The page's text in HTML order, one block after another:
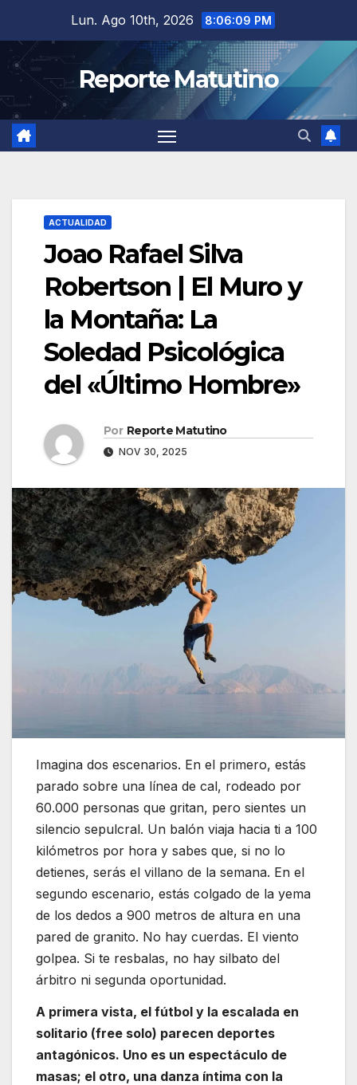
contenido
Lun. Ago 10th, 2026 8:06:10 PM
Reporte Matutino
ACTUALIDAD
Joao Rafael Silva
Robertson | El Muro y
la Montaña: La
Soledad Psicológica
del «Último Hombre»
Por Reporte Matutino
NOV 30, 2025
Imagina dos escenarios. En el primero, estás
parado sobre una línea de cal, rodeado por
60.000 personas que gritan, pero sientes un
silencio sepulcral. Un balón viaja hacia ti a 100
kilómetros por hora y sabes que, si no lo
detienes, serás el villano de la semana. En el
segundo escenario, estás colgado de la yema
de los dedos a 900 metros de altura en una
pared de granito. No hay cuerdas. El viento
golpea. Si te resbalas, no hay silbato del
árbitro ni segunda oportunidad.
A primera vista, el fútbol y la escalada en
solitario (free solo) parecen deportes
antagónicos. Uno es un espectáculo de
masas; el otro, una danza íntima con la